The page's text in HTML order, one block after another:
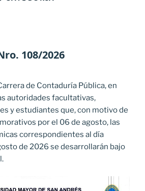
108/2026
de Contaduría Pública, en
autoridades facultativas,
y estudiantes que, con motivo de
por el 06 de agosto, las
correspondientes al día
de 2026 se desarrollarán bajo